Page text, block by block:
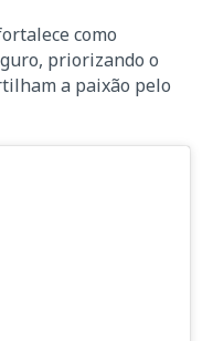
como
priorizando o
a paixão pelo